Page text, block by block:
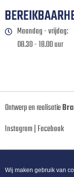
Maandag - vrijdag:
08.30 - 18.00 uur
Ontwerp en realisatie
Instagram Facebook